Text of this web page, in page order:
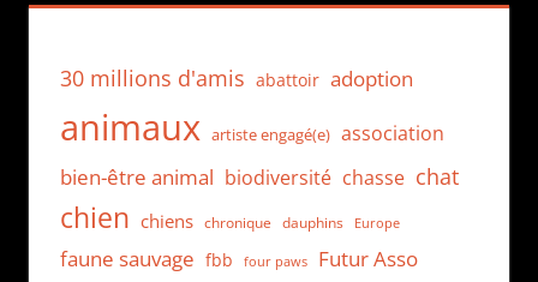
30 millions d'amis abattoir adoption
animaux artiste engagé(e) association
bien-être animal biodiversité chasse chat
chien chiens chronique dauphins Europe
faune sauvage fbb four paws Futur Asso